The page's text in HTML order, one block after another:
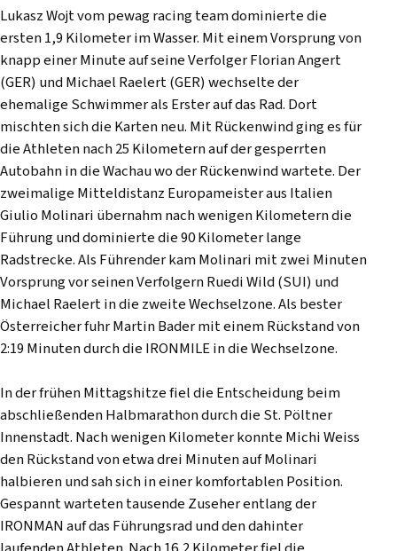
Lukasz Wojt vom pewag racing team dominierte die
ersten 1,9 Kilometer im Wasser. Mit einem Vorsprung von
knapp einer Minute auf seine Verfolger Florian Angert
(GER) und Michael Raelert (GER) wechselte der
ehemalige Schwimmer als Erster auf das Rad. Dort
mischten sich die Karten neu. Mit Rückenwind ging es für
die Athleten nach 25 Kilometern auf der gesperrten
Autobahn in die Wachau wo der Rückenwind wartete. Der
zweimalige Mitteldistanz Europameister aus Italien
Giulio Molinari übernahm nach wenigen Kilometern die
Führung und dominierte die 90 Kilometer lange
Radstrecke. Als Führender kam Molinari mit zwei Minuten
Vorsprung vor seinen Verfolgern Ruedi Wild (SUI) und
Michael Raelert in die zweite Wechselzone. Als bester
Österreicher fuhr Martin Bader mit einem Rückstand von
2:19 Minuten durch die IRONMILE in die Wechselzone.
In der frühen Mittagshitze fiel die Entscheidung beim
abschließenden Halbmarathon durch die St. Pöltner
Innenstadt. Nach wenigen Kilometer konnte Michi Weiss
den Rückstand von etwa drei Minuten auf Molinari
halbieren und sah sich in einer komfortablen Position.
Gespannt warteten tausende Zuseher entlang der
IRONMAN auf das Führungsrad und den dahinter